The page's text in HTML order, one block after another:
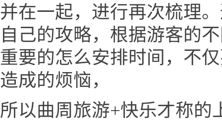
并在一起，进行再次梳理
自己的攻略，根据游客的
重要的怎么安排时间，不
造成的烦恼，
所以曲周旅游+快乐才称的